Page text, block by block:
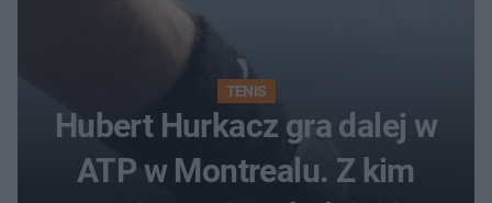
TENIS
Hubert Hurkacz gra dalej w
ATP w Montrealu. Z kim